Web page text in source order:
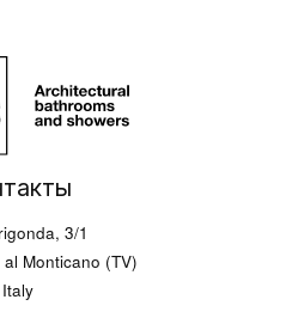
3/1
Monticano (TV)
Italy